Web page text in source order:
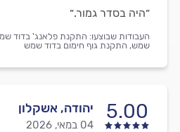
״היה בסדר גמור.״
העבודות שבוצעו: התקנת פלאנג' בדוד
שמש, התקנת גוף חימום בדוד שמש
5.00 יהודה, אשקלון
04 במאי, 2026